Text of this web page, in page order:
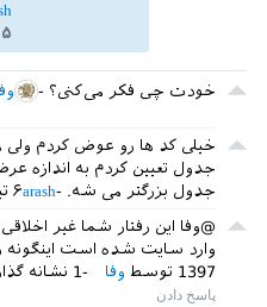
۵
خودت چی فکر می‌کنی؟
خیلی کد ها رو عوض کردم ولی
جدول تعیین کردم به اندازه
جدول بزرگتر می شه.
۶ تیر ۱۳۹۷arash
@وفا این رفتار شما غیر
وارد سایت شده است اینگونه
1397 توسط وفا 1 نشانه